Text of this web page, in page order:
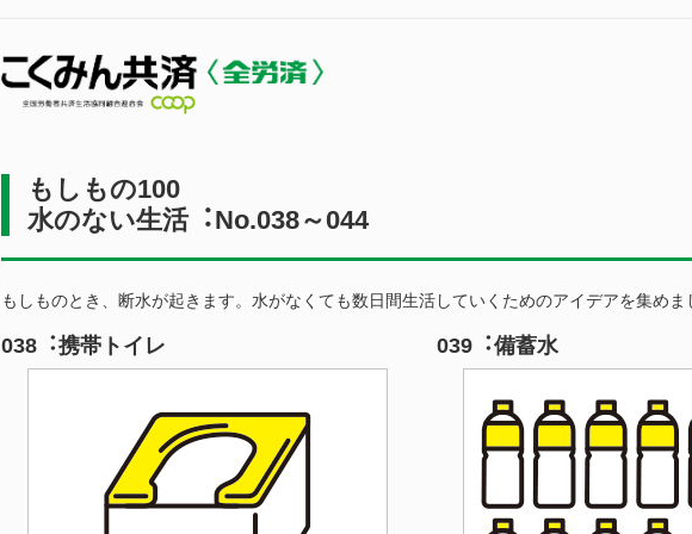
もしもの100
水のない生活︓No.038～044
もしものとき、断水が起きます。水がなくても数日間生活していくためのアイデアを集めま
038︓携帯トイレ 039︓備蓄水